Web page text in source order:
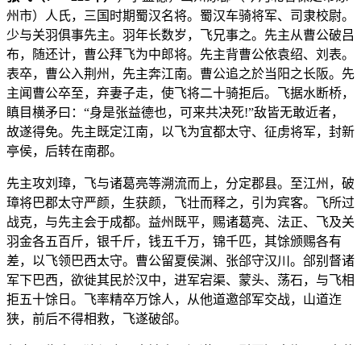
州市）人氏，三国时期蜀汉名将。蜀汉车骑将军、司隶校尉。
少与关羽俱事先主。羽年长数岁，飞兄事之。先主从曹公破吕
布，随还计，曹公拜飞为中郎将。先主背曹公依袁绍、刘表。
表卒，曹公入荆州，先主奔江南。曹公追之於当阳之长阪。先
主闻曹公卒至，弃妻子走，使飞将二十骑拒后。飞据水断桥，
瞋目横矛曰：“身是张益德也，可来共决死!”敌皆无敢近者，
故遂得免。先主既定江南，以飞为宜都太守、征虏将军，封新
亭侯，后转在南郡。
先主攻刘璋，飞与诸葛亮等溯流而上，分定郡县。至江州，破
璋将巴郡太守严颜，生获颜，飞壮而释之，引为宾客。飞所过
战克，与先主会于成都。益州既平，赐诸葛亮、法正、飞及关
羽金各五百斤，银千斤，钱五千万，锦千匹，其馀颁赐各有
差，以飞领巴西太守。曹公留夏侯渊、张郃守汉川。郃别督诸
军下巴西，欲徙其民於汉中，进军宕渠、蒙头、荡石，与飞相
拒五十馀日。飞率精卒万馀人，从他道邀郃军交战，山道迮
狭，前后不得相救，飞遂破郃。